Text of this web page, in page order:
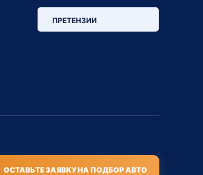
ПРЕТЕНЗИИ
ОСТАВЬТЕ ЗАЯВКУ НА ПОДБОР АВТО